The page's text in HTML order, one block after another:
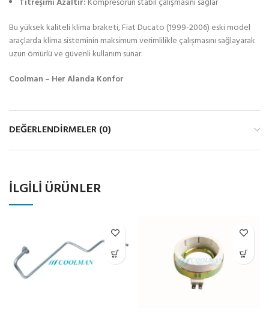
Titreşimi Azaltır: Kompresörün stabil çalışmasını sağlar
Bu yüksek kaliteli klima braketi, Fiat Ducato (1999-2006) eski model
araçlarda klima sisteminin maksimum verimlilikle çalışmasını sağlayarak
uzun ömürlü ve güvenli kullanım sunar.
Coolman – Her Alanda Konfor
DEĞERLENDIRMELER (0)
İLGILI ÜRÜNLER